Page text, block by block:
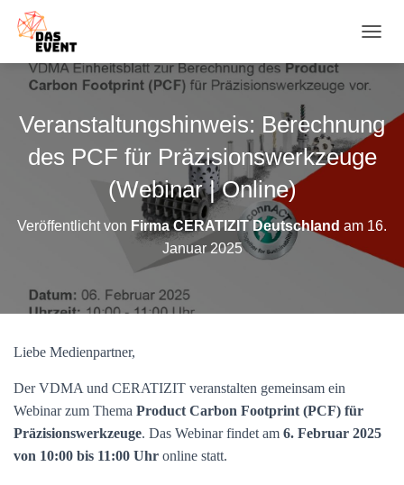
A
A
I
M
Veranstaltungshinweis: Berechnung
des PCF für Präzisionswerkzeuge
(Webinar | Online)
Veröffentlicht von Firma CERATIZIT Deutschland am 16.
Januar 2025
Liebe Medienpartner,
Der VDMA und CERATIZIT veranstalten gemeinsam ein
Webinar zum Thema Product Carbon Footprint (PCF) für
Präzisionswerkzeuge. Das Webinar findet am 6. Februar 2025
von 10:00 bis 11:00 Uhr online statt.